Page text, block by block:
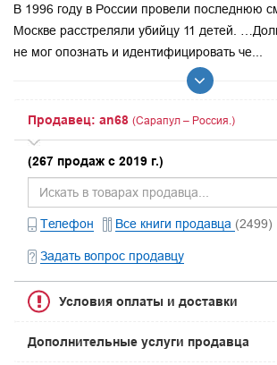
В 1996 году в России провели последнюю
Москве расстреляли убийцу 11 детей.
не мог опознать и идентифицировать че...
Продавец: an68 (Сарапул – Россия.)
(267 продаж с 2019 г.)
Телефон Все книги продавца (2499)
Задать вопрос продавцу
Условия оплаты и доставки
Дополнительные услуги продавца